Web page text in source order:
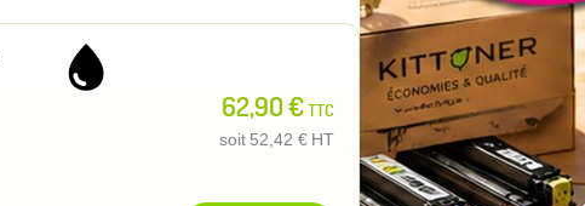
62,90 €TTC
soit 52,42 € HT